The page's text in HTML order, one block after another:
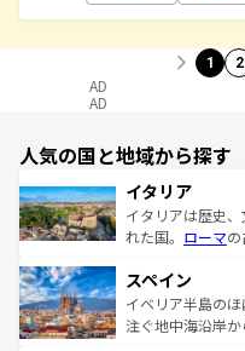
1 2
AD
AD
人気の国と地域から探す
イタリア
イタリアは歴史
れた国。 ローマ
ろん、トスカー
景など、自然景
ピザやパスタな
スペイン
イベリア半島の
注ぐ地中海沿岸